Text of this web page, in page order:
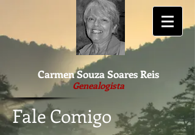
Carmen Souza Soares Reis
Genealogista
Fale Comigo